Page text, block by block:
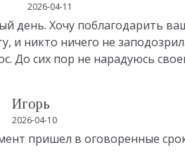
2026-04-11
день. Хочу поблагодарить
и никто ничего не
До сих пор не нарадуюсь
Игорь
2026-04-10
пришел в оговоренные